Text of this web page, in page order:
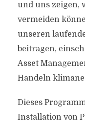
und uns zeigen,
vermeiden
unseren
beitragen,
Asset
Handeln
Dieses
Installation von